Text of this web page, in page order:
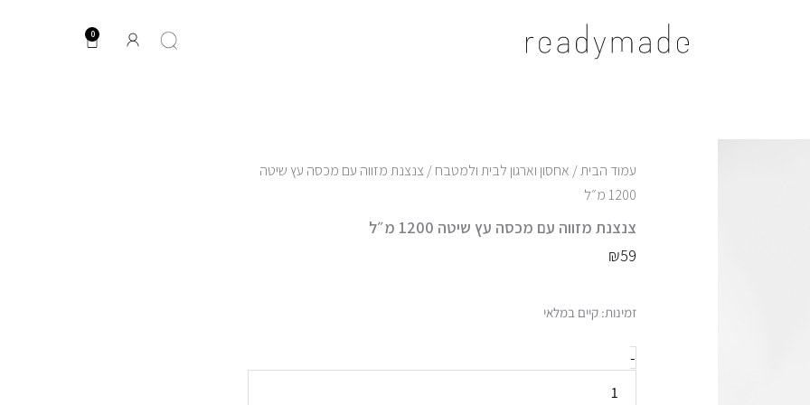
0
עגלת
קניות
עמוד הבית/ אחסון וארגון לבית ולמטבח/ צנצנת מזווה עם מכסה עץ שיטה
1200 מ״ל
צנצנת מזווה עם מכסה עץ שיטה 1200 מ״ל
₪59
זמינות: קיים במלאי
-
כמות
מזווה
עם